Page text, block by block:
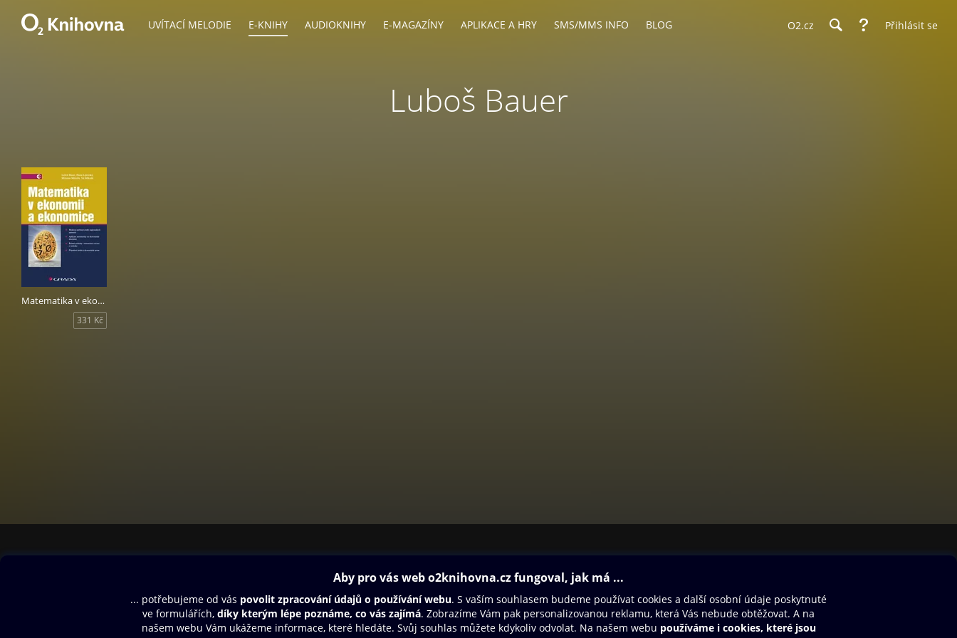
UVÍTACÍ MELODIE E-KNIHY AUDIOKNIHY E-MAGAZÍNY APLIKACE A HRY SMS/MMS INFO BLOG O2.cz Přihlásit se
Luboš Bauer
Matematika v ekonomii a ekonomice
331 Kč
Aplikace a hry
SMS/MMS Info
Blog
Dárkový poukaz
Nápověda
Oneplay Originály
Sport